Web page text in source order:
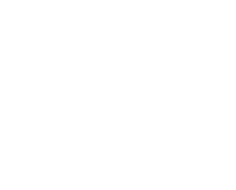
Plus und